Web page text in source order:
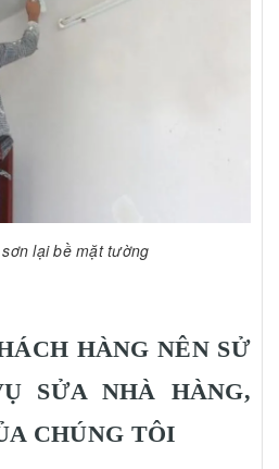
lại bề mặt tường
HÀNG NÊN SỬ
SỬA NHÀ HÀNG,
CHÚNG TÔI